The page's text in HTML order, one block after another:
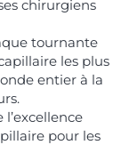
chirurgiens
tournante
les plus
entier à la
pour les